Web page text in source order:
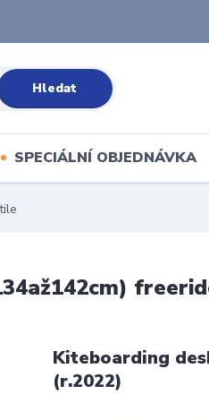
Hledat
SPECIÁLNÍ OBJEDNÁVKA
Kiteboarding
(r.2022)